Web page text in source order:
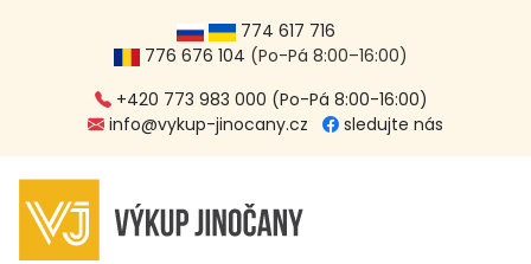
774 617 716
776 676 104 (Po-Pá 8:00–16:00)
+420 773 983 000 (Po-Pá 8:00-16:00)
info@vykup-jinocany.cz
sledujte nás